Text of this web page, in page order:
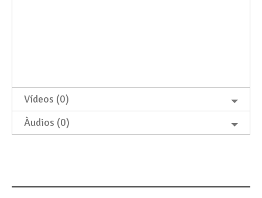
Vídeos (0)
Àudios (0)